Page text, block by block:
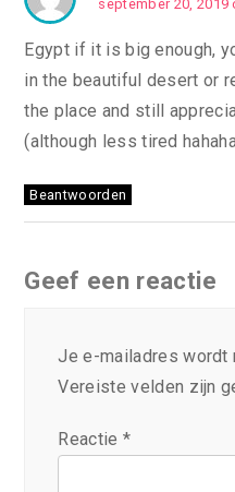
september 20, 2019
Egypt if it is big enough,
in the beautiful desert or
the place and still
(although less tired
Beantwoorden
Geef een reactie
Je e-mailadres wordt
Vereiste velden zijn
Reactie *